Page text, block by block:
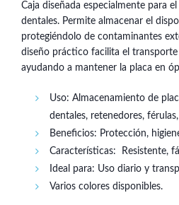
Caja diseñada especialmente para
dentales. Permite almacenar el
protegiéndolo de contaminantes
diseño práctico facilita el
ayudando a mantener la placa en
Uso: Almacenamiento de
dentales, retenedores,
Beneficios: Protección,
Características: Resistente,
Ideal para: Uso diario y
Varios colores disponibles.